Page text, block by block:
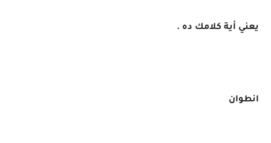
يعني أية كلامك ده .
انطوان